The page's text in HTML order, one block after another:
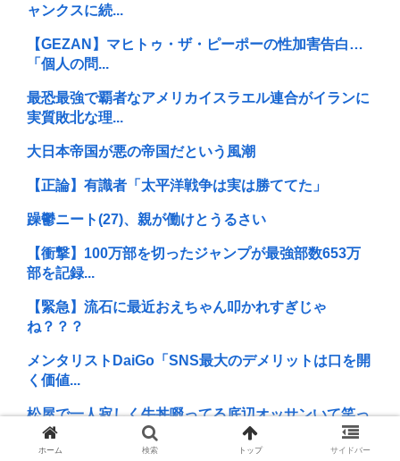
ャンクスに続...
【GEZAN】マヒトゥ・ザ・ピーポーの性加害告白…
「個人の問...
最恐最強で覇者なアメリカイスラエル連合がイランに
実質敗北な理...
大日本帝国が悪の帝国だという風潮
【正論】有識者「太平洋戦争は実は勝ててた」
躁鬱ニート(27)、親が働けとうるさい
【衝撃】100万部を切ったジャンプが最強部数653万
部を記録...
【緊急】流石に最近おえちゃん叩かれすぎじゃ
ね？？？
メンタリストDaiGo「SNS最大のデメリットは口を開
く価値...
松屋で一人寂しく牛丼啜ってる底辺オッサンいて笑っ
たわ
ホーム 検索 トップ サイドバー